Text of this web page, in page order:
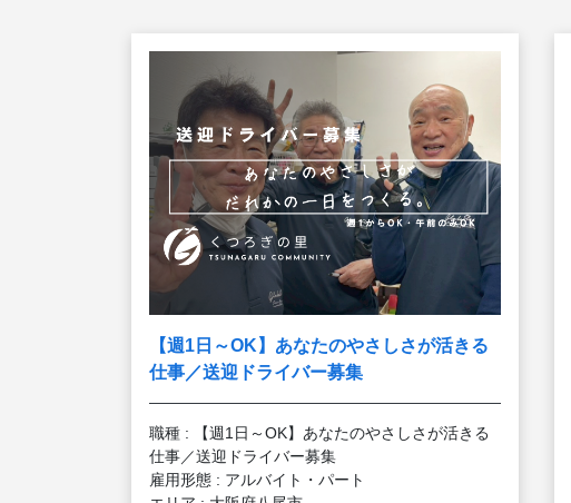
【週1日～OK】あなたのやさしさが活きる
仕事／送迎ドライバー募集
職種 : 【週1日～OK】あなたのやさしさが活きる
仕事／送迎ドライバー募集
雇用形態 : アルバイト・パート